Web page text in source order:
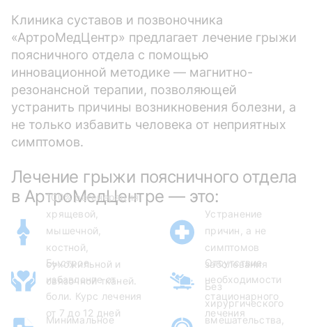
Клиника суставов и позвоночника
«АртроМедЦентр» предлагает лечение грыжи
поясничного отдела с помощью
инновационной методике — магнитно-
резонансной терапии, позволяющей
устранить причины возникновения болезни, а
не только избавить человека от неприятных
симптомов.
Лечение грыжи поясничного отдела
в АртроМедЦентре — это:
100% регенерация
хрящевой,
мышечной,
костной,
сухожильной и
связочной тканей.
Устранение
причин, а не
симптомов
заболевания
Быстрое
избавление от
боли. Курс лечения
от 7 до 12 дней
Отсутствие
необходимости
стационарного
лечения
Минимальное
Без
хирургического
вмешательства,